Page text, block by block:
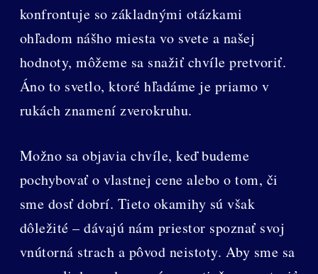
konfrontuje so základnými otázkami
ohľadom nášho miesta vo svete a našej
hodnoty, môžeme sa snažiť chvíle pretvoriť.
Áno to svetlo, ktoré hľadáme je priamo v
rukách znamení zverokruhu.
Možno sa objavia chvíle, keď budeme
pochybovať o vlastnej cene alebo o tom, či
sme dosť dobrí. Tieto okamihy sú však
dôležité – dávajú nám priestor spoznať svoj
vnútorná strach a pôvod neistoty. Aby sme sa